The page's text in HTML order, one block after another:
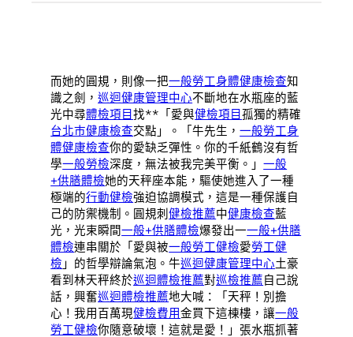
而她的圓規，則像一把一般勞工身體健康檢查知
識之劍，巡迴健康管理中心不斷地在水瓶座的藍
光中尋體檢項目找**「愛與健檢項目孤獨的精確
台北巿健康檢查交點」。「牛先生，一般勞工身
體健康檢查你的愛缺乏彈性。你的千紙鶴沒有哲
學一般勞檢深度，無法被我完美平衡。」一般
+供膳體檢她的天秤座本能，驅使她進入了一種
極端的行動健檢強迫協調模式，這是一種保護自
己的防禦機制。圓規刺健檢推薦中健康檢查藍
光，光束瞬間一般+供膳體檢爆發出一一般+供膳
體檢連串關於「愛與被一般勞工健檢愛勞工健
檢 」的哲學辯論氣泡。牛巡迴健康管理中心土豪
看到林天秤終於巡迴體檢推薦對巡檢推薦自己說
話，興奮巡迴體檢推薦地大喊：「天秤！別擔
心！我用百萬現健檢費用金買下這棟樓，讓一般
勞工健檢你隨意破壞！這就是愛！」張水瓶抓著